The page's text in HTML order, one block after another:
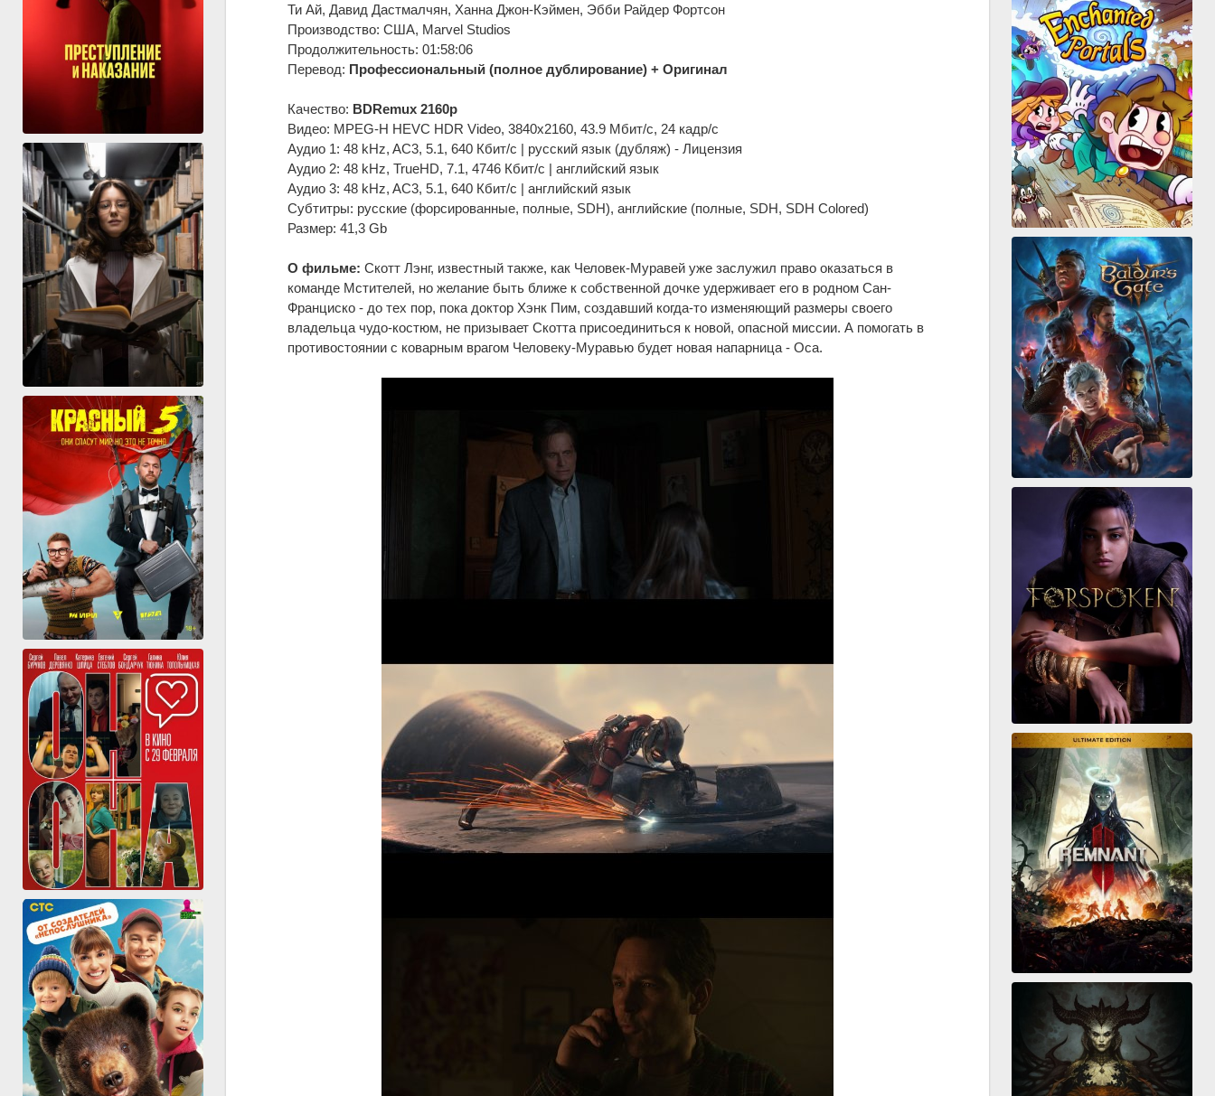
Ти Ай, Давид Дастмалчян, Ханна Джон-Кэймен, Эбби Райдер Фортсон
Производство: США, Marvel Studios
Продолжительность: 01:58:06
Перевод: Профессиональный (полное дублирование) + Оригинал
Качество: BDRemux 2160p
Видео: MPEG-H HEVC HDR Video, 3840x2160, 43.9 Мбит/с, 24 кадр/с
Аудио 1: 48 kHz, AC3, 5.1, 640 Кбит/с | русский язык (дубляж) - Лицензия
Аудио 2: 48 kHz, TrueHD, 7.1, 4746 Кбит/с | английский язык
Аудио 3: 48 kHz, AC3, 5.1, 640 Кбит/с | английский язык
Субтитры: русские (форсированные, полные, SDH), английские (полные, SDH, SDH Colored)
Размер: 41,3 Gb
О фильме: Скотт Лэнг, известный также, как Человек-Муравей уже заслужил право оказаться в
команде Мстителей, но желание быть ближе к собственной дочке удерживает его в родном Сан-
Франциско - до тех пор, пока доктор Хэнк Пим, создавший когда-то изменяющий размеры своего
владельца чудо-костюм, не призывает Скотта присоединиться к новой, опасной миссии. А помогать в
противостоянии с коварным врагом Человеку-Муравью будет новая напарница - Оса.